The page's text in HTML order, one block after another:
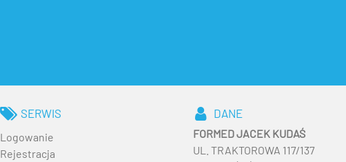
SERWIS
Logowanie
Rejestracja
DANE
FORMED JACEK KUDAŚ
UL. TRAKTOROWA 117/137